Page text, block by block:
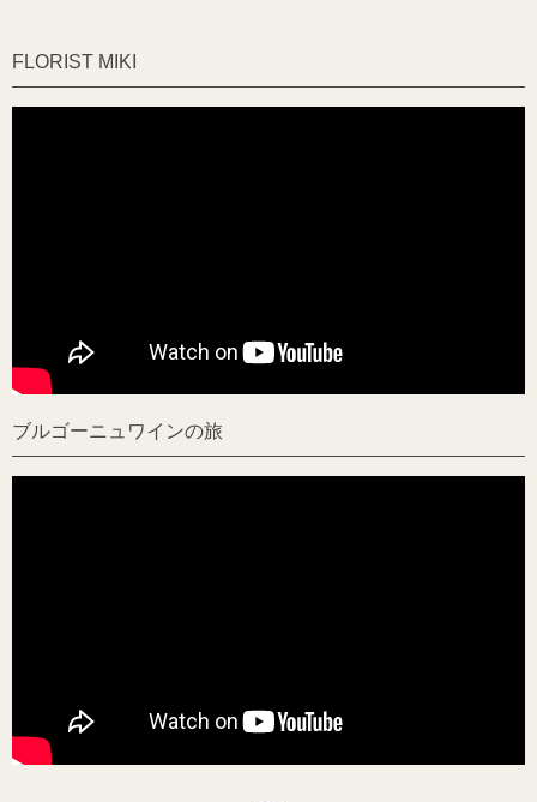
FLORIST MIKI
ブルゴーニュワインの旅